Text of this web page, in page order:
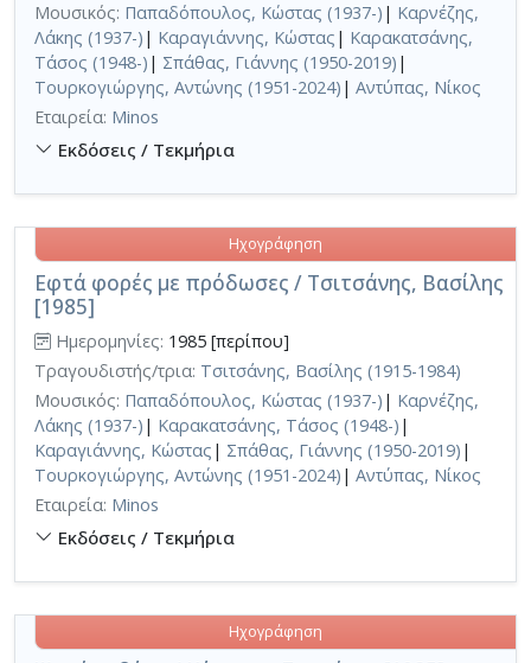
Μουσικός: Παπαδόπουλος, Κώστας (1937-) | Καρνέζης,
Λάκης (1937-) | Καραγιάννης, Κώστας | Καρακατσάνης,
Τάσος (1948-) | Σπάθας, Γιάννης (1950-2019) |
Τουρκογιώργης, Αντώνης (1951-2024) | Αντύπας, Νίκος
Εταιρεία: Minos
Εκδόσεις / Τεκμήρια
Εφτά φορές με πρόδωσες / Τσιτσάνης, Βασίλης
[1985]
Ηχογράφηση
Ημερομηνίες: 1985 [περίπου]
Τραγουδιστής/τρια: Τσιτσάνης, Βασίλης (1915-1984)
Μουσικός: Παπαδόπουλος, Κώστας (1937-) | Καρνέζης,
Λάκης (1937-) | Καρακατσάνης, Τάσος (1948-) |
Καραγιάννης, Κώστας | Σπάθας, Γιάννης (1950-2019) |
Τουρκογιώργης, Αντώνης (1951-2024) | Αντύπας, Νίκος
Εταιρεία: Minos
Εκδόσεις / Τεκμήρια
Ηχογράφηση